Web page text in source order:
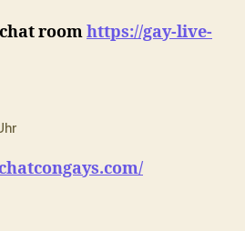
roomhttps://gay-live-